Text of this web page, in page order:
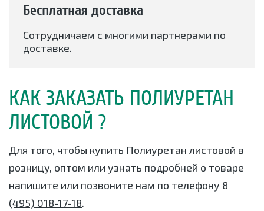
Бесплатная доставка
Сотрудничаем с многими партнерами по
доставке.
КАК ЗАКАЗАТЬ ПОЛИУРЕТАН
ЛИСТОВОЙ ?
Для того, чтобы купить Полиуретан листовой в
розницу, оптом или узнать подробней о товаре
напишите или позвоните нам по телефону 8
(495) 018-17-18.